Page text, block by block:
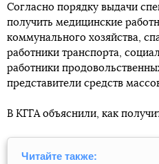
Согласно порядку выдачи
получить медицинские
коммунального хозяйства,
работники транспорта,
работники
представители средств
В КГГА объяснили, как
Читайте также: